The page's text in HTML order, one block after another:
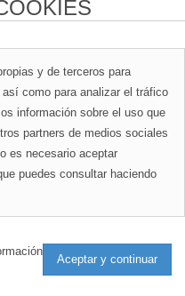
y de terceros para
como para analizar el tráfico
información sobre el uso que
partners de medios sociales
es necesario aceptar
puedes consultar haciendo